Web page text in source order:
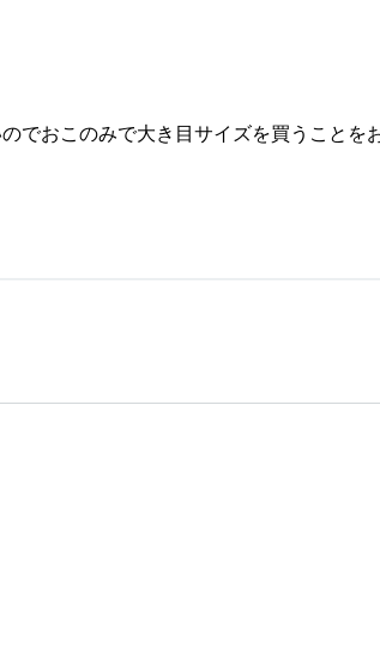
でおこのみで大き目サイズを買うことを